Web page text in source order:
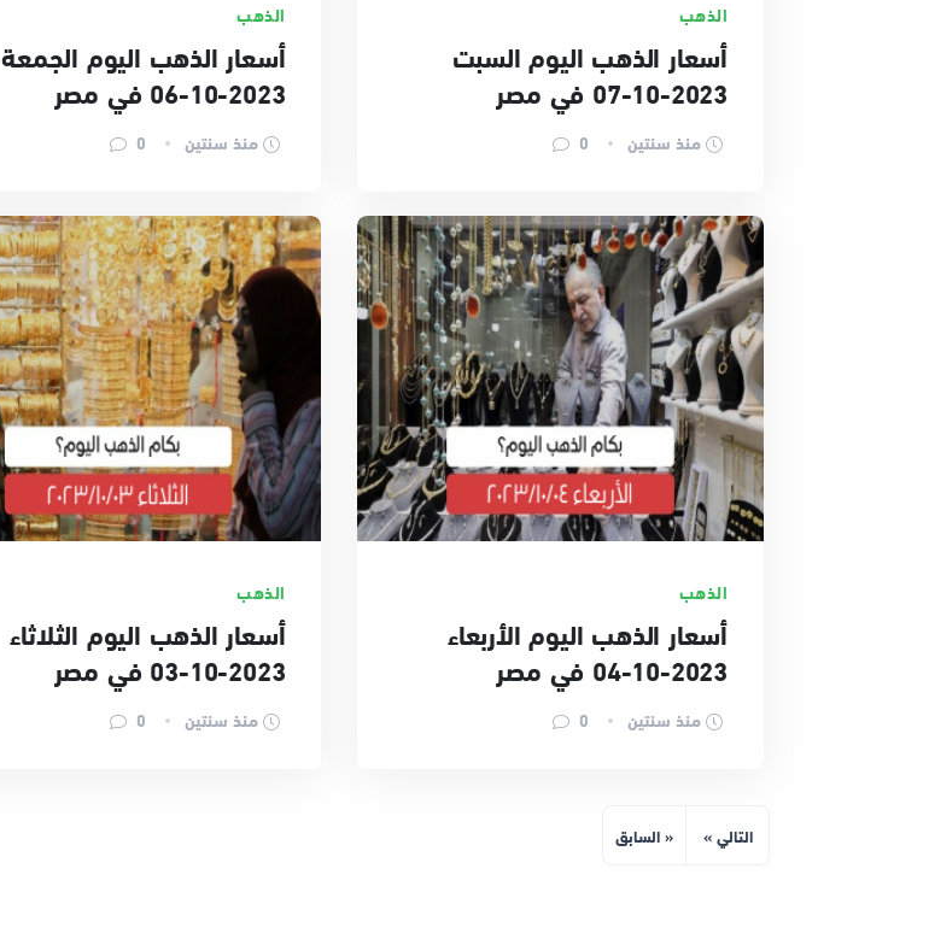
الذهب
أسعار الذهب اليوم السبت
2023-10-07 في مصر
منذ سنتين
الذهب
أسعار الذهب اليوم الجمعة
2023-10-06 في مصر
منذ سنتين
الذهب
أسعار الذهب اليوم الأربعاء
2023-10-04 في مصر
منذ سنتين
الذهب
أسعار الذهب اليوم الثلاثاء
2023-10-03 في مصر
منذ سنتين
« السابق التالي »